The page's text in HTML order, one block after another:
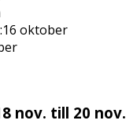
:16 oktober
nov. till 20 nov.